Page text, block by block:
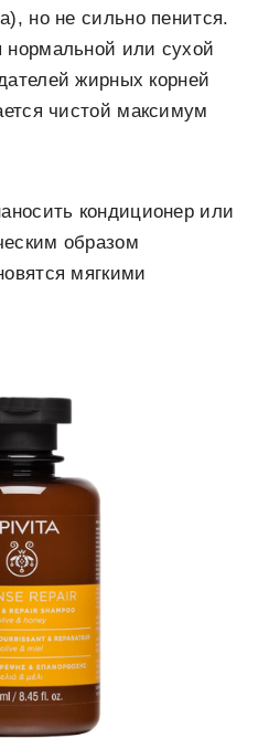
но не сильно пенится.
или сухой
жирных корней
чистой максимум
кондиционер или
образом
мягкими